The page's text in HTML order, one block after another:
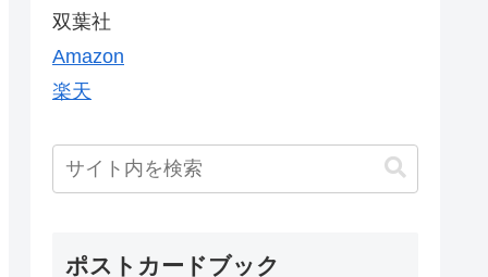
双葉社
Amazon
楽天
ポストカードブック